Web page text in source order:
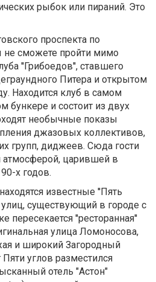
рыбок или пираний. Это
проспекта по
сможете пройти мимо
''Грибоедов'', ставшего
Питера и открытом
Находится клуб в самом
бункере и состоит из двух
необычные показы
джазовых коллективов,
групп, диджеев. Сюда гости
атмосферой, царившей в
х годов.
известные ''Пять
существующий в городе с
пересекается ''ресторанная''
улица Ломоносова,
и широкий Загородный
углов разместился
отель "Астон"